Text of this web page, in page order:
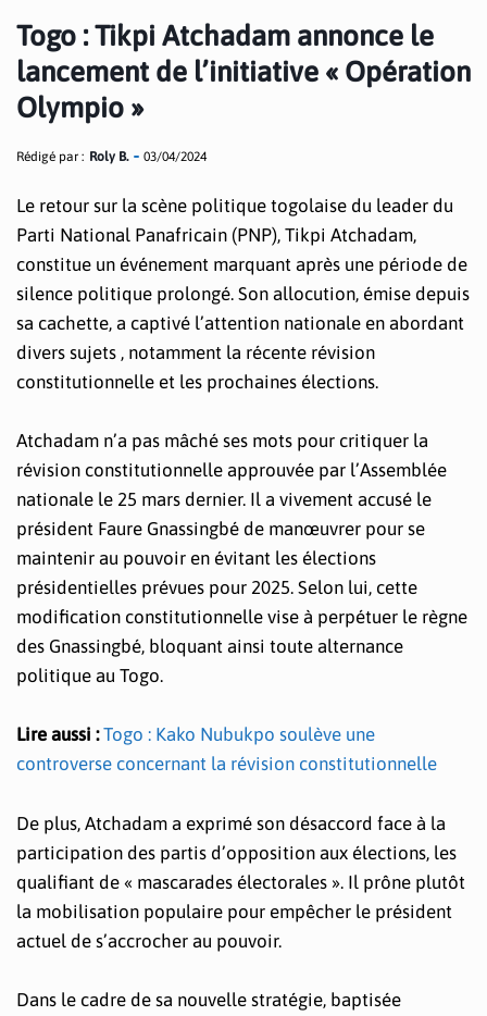
Togo : Tikpi Atchadam annonce le
lancement de l’initiative « Opération
Olympio »
Rédigé par : Roly B. 03/04/2024
Le retour sur la scène politique togolaise du leader du
Parti National Panafricain (PNP), Tikpi Atchadam,
constitue un événement marquant après une période de
silence politique prolongé. Son allocution, émise depuis
sa cachette, a captivé l’attention nationale en abordant
divers sujets , notamment la récente révision
constitutionnelle et les prochaines élections.
Atchadam n’a pas mâché ses mots pour critiquer la
révision constitutionnelle approuvée par l’Assemblée
nationale le 25 mars dernier. Il a vivement accusé le
président Faure Gnassingbé de manœuvrer pour se
maintenir au pouvoir en évitant les élections
présidentielles prévues pour 2025. Selon lui, cette
modification constitutionnelle vise à perpétuer le règne
des Gnassingbé, bloquant ainsi toute alternance
politique au Togo.
Lire aussi :Togo : Kako Nubukpo soulève une
controverse concernant la révision constitutionnelle
De plus, Atchadam a exprimé son désaccord face à la
participation des partis d’opposition aux élections, les
qualifiant de « mascarades électorales ». Il prône plutôt
la mobilisation populaire pour empêcher le président
actuel de s’accrocher au pouvoir.
Dans le cadre de sa nouvelle stratégie, baptisée